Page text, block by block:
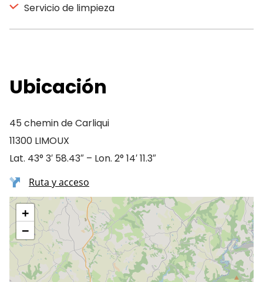
Servicio de limpieza
Ubicación
45 chemin de Carliqui
11300 LIMOUX
Lat. 43° 3′ 58.43″ – Lon. 2° 14′ 11.3″
Ruta y acceso
+
−